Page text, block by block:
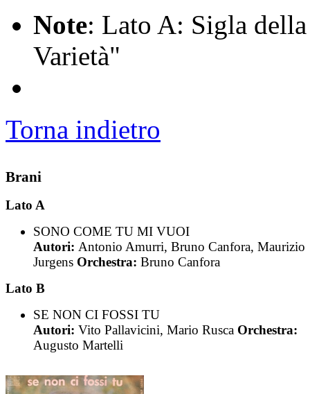
Note: Lato A: Sigla
Varietà"
Torna indietro
Brani
Lato A
SONO COME TU MI VUOI
Autori: Antonio Amurri, Bruno Canfora, Maurizio
Jurgens Orchestra: Bruno Canfora
Lato B
SE NON CI FOSSI TU
Autori: Vito Pallavicini, Mario Rusca Orchestra:
Augusto Martelli